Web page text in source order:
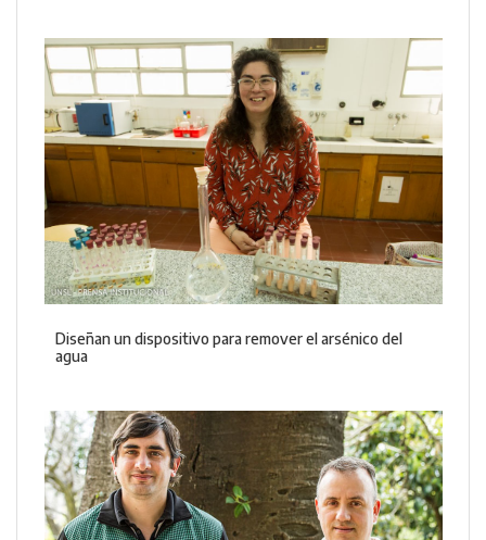
Diseñan un dispositivo para remover el arsénico del
agua